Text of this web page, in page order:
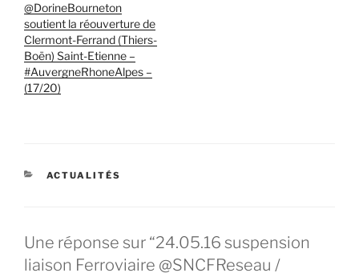
@DorineBourneton
soutient la réouverture de
Clermont-Ferrand (Thiers-
Boën) Saint-Etienne –
#AuvergneRhoneAlpes –
(17/20)
CATÉGORIES
ACTUALITÉS
Une réponse sur “24.05.16 suspension
liaison Ferroviaire @SNCFReseau /